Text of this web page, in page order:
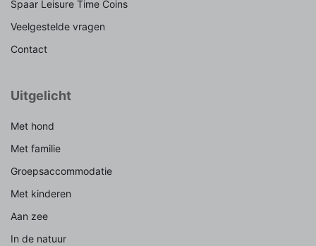
Spaar Leisure Time Coins
Veelgestelde vragen
Contact
Uitgelicht
Met hond
Met familie
Groepsaccommodatie
Met kinderen
Aan zee
In de natuur